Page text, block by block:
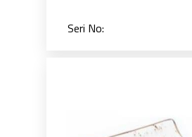
Seri No: